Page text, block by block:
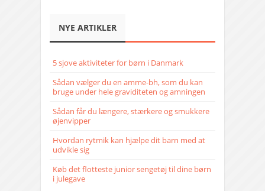
NYE ARTIKLER
5 sjove aktiviteter for børn i Danmark
Sådan vælger du en amme-bh, som du kan
bruge under hele graviditeten og amningen
Sådan får du længere, stærkere og smukkere
øjenvipper
Hvordan rytmik kan hjælpe dit barn med at
udvikle sig
Køb det flotteste junior sengetøj til dine børn
i julegave